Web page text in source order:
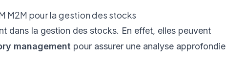
M2M pour la gestion des stocks
dans la gestion des stocks. En effet, elles peuvent
management pour assurer une analyse approfondie